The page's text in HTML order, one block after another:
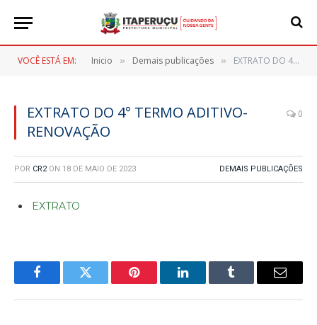
VOCÊ ESTÁ EM: Inicio » Demais publicações » EXTRATO DO 4° TERMO ADITIVO-RENOVAÇÃO
EXTRATO DO 4° TERMO ADITIVO-
RENOVAÇÃO
0
POR CR2 ON 18 DE MAIO DE 2023 DEMAIS PUBLICAÇÕES
EXTRATO
FacebookTwitter Pinterest LinkedInTumblr
E-